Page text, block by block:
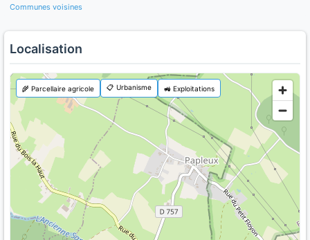
Communes voisines
Localisation
🌾 Parcellaire agricole 📋 Urbanisme 🚜 Exploitations